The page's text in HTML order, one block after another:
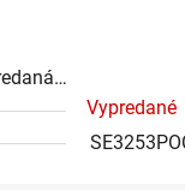
Vypredané